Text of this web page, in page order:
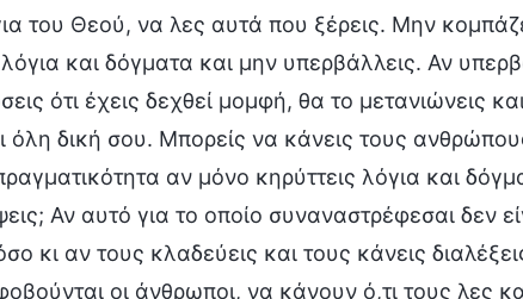
του Θεού, να λες αυτά που ξέρεις. Μην
και δόγματα και μην υπερβάλλεις. Αν
ότι έχεις δεχθεί μομφή, θα το μετανιώνεις
όλη δική σου. Μπορείς να κάνεις τους
αν μόνο κηρύττεις λόγια και
Αν αυτό για το οποίο συναναστρέφεσαι δεν
κι αν τους κλαδεύεις και τους κάνεις
οι άνθρωποι, να κάνουν ό,τι τους λες